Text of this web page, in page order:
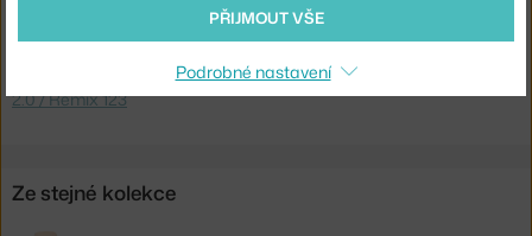
Ste zo Slovenska? Prejdite naStolička AAC 22 Lacquered Oak
Veneer, White 2.0 / Remix 123
Shopping from the EU? Switch toAAC 22 Chair Oak Veneer, White
2.0 / Remix 123
Ze stejné kolekce
PŘIJMOUT VŠE
Podrobné nastavení